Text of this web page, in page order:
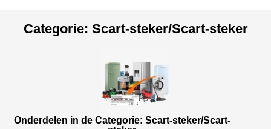
Categorie: Scart-steker/Scart-steker
Onderdelen in de Categorie: Scart-steker/Scart-